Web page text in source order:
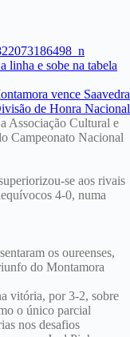
Associação Cultural e
Campeonato Nacional
se aos rivais
4-0, numa
os oureenses,
do Montamora
vitória, por 3-2, sobre
o único parcial
nos desafios